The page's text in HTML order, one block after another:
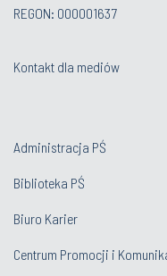
REGON: 000001637
Kontakt dla mediów
Administracja PŚ
Biblioteka PŚ
Biuro Karier
Centrum Promocji i